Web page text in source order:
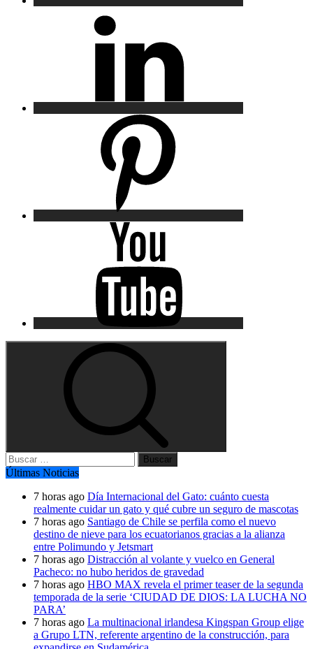
Buscar:
Últimas Noticias
7 horas ago Día Internacional del Gato: cuánto cuesta
realmente cuidar un gato y qué cubre un seguro de mascotas
7 horas ago Santiago de Chile se perfila como el nuevo
destino de nieve para los ecuatorianos gracias a la alianza
entre Polimundo y Jetsmart
7 horas ago Distracción al volante y vuelco en General
Pacheco: no hubo heridos de gravedad
7 horas ago HBO MAX revela el primer teaser de la segunda
temporada de la serie ‘CIUDAD DE DIOS: LA LUCHA NO
PARA’
7 horas ago La multinacional irlandesa Kingspan Group elige
a Grupo LTN, referente argentino de la construcción, para